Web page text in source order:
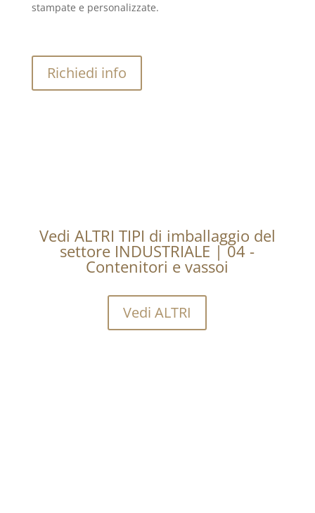
stampate e personalizzate.
Richiedi info
Vedi ALTRI TIPI di imballaggio del
settore INDUSTRIALE | 04 -
Contenitori e vassoi
Vedi ALTRI